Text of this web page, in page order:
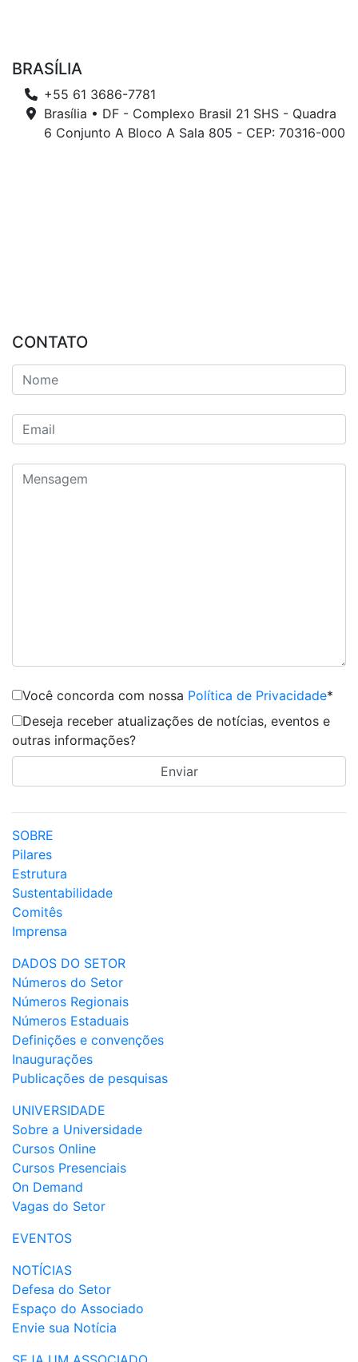
BRASÍLIA
+55 61 3686-7781
Brasília • DF - Complexo Brasil 21 SHS - Quadra
6 Conjunto A Bloco A Sala 805 - CEP: 70316-000
CONTATO
Você concorda com nossa Política de Privacidade*
Deseja receber atualizações de notícias, eventos e
outras informações?
SOBRE
Pilares
Estrutura
Sustentabilidade
Comitês
Imprensa
DADOS DO SETOR
Números do Setor
Números Regionais
Números Estaduais
Definições e convenções
Inaugurações
Publicações de pesquisas
UNIVERSIDADE
Sobre a Universidade
Cursos Online
Cursos Presenciais
On Demand
Vagas do Setor
EVENTOS
NOTÍCIAS
Defesa do Setor
Espaço do Associado
Envie sua Notícia